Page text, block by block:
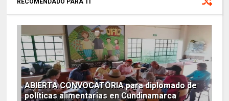
ABIERTA CONVOCATORIA para diplomado de
políticas alimentarias en Cundinamarca